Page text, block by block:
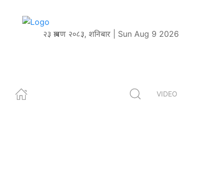
२३ श्रावण २०८३, शनिबार | Sun Aug 9 2026
VIDEO